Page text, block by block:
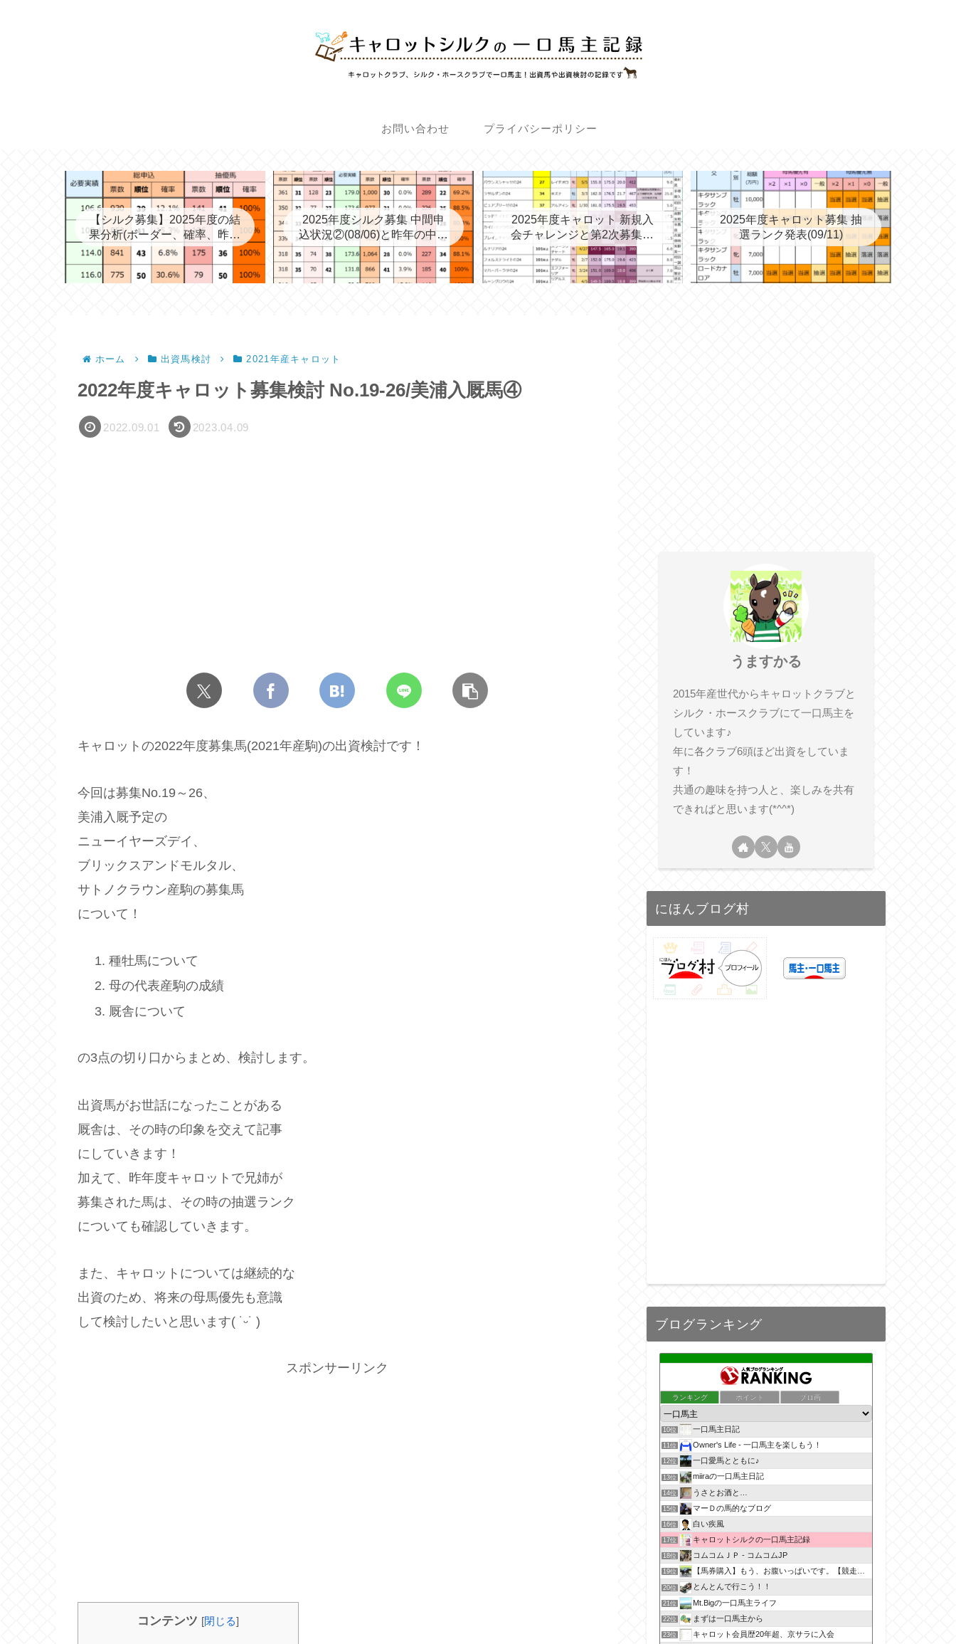
お問い合わせ プライバシーポリシー
【シルク募集】2025年度の結
果分析(ボーダー、確率、昨年
度との比較など)
2025年度シルク募集 中間申
込状況②(08/06)と昨年の中間
③→最終
2025年度キャロット 新規入
会チャレンジと第2次募集を
考える
2025年度キャロット募集 抽
選ランク発表(09/11)
ホーム 出資馬検討 2021年産キャロット
2022年度キャロット募集検討 No.19-26/美浦入厩馬④
2022.09.01 2023.04.09
キャロットの2022年度募集馬(2021年産駒)の出資検討です！
今回は募集No.19～26、
美浦入厩予定の
ニューイヤーズデイ、
ブリックスアンドモルタル、
サトノクラウン産駒の募集馬
について！
種牡馬について
母の代表産駒の成績
厩舎について
の3点の切り口からまとめ、検討します。
出資馬がお世話になったことがある
厩舎は、その時の印象を交えて記事
にしていきます！
加えて、昨年度キャロットで兄姉が
募集された馬は、その時の抽選ランク
についても確認していきます。
また、キャロットについては継続的な
出資のため、将来の母馬優先も意識
して検討したいと思います( ˙ᵕ​˙ )
スポンサーリンク
コンテンツ [閉じる]
うますかる
2015年産世代からキャロットクラブと
シルク・ホースクラブにて一口馬主を
しています♪
年に各クラブ6頭ほど出資をしていま
す！
共通の趣味を持つ人と、楽しみを共有
できればと思います(*^^*)
にほんブログ村
ブログランキング
ランキング ポイント ブロ画
10位 一口馬主日記
11位 Owner's Life - 一口馬主を楽しもう！
12位 一口愛馬とともに♪
13位 miiraの一口馬主日記
14位 うさとお酒と…
15位 マーＤの馬的なブログ
16位 白い疾風
17位 キャロットシルクの一口馬主記録
18位 コムコムＪＰ - コムコムJP
19位 【馬券購入】もう、お腹いっぱいです。【競走馬出資】
20位 とんとんで行こう！！
21位 Mt.Bigの一口馬主ライフ
22位 まずは一口馬主から
23位 キャロット会員歴20年超、京サラに入会